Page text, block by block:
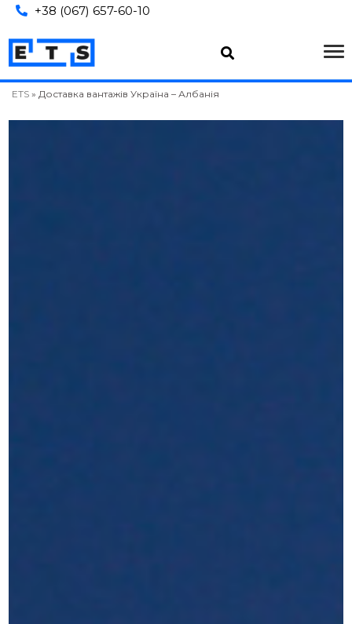
+38 (067) 657-60-10
ETS » Доставка вантажів Україна – Албанія